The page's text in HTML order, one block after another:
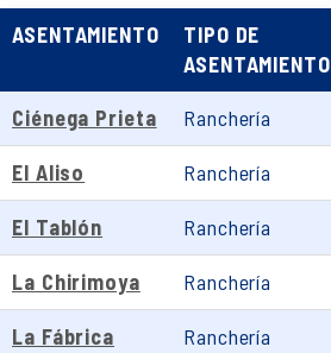
ASENTAMIENTO
TIPO DE
ASENTAMIENTO
Ciénega Prieta Ranchería
El Aliso Ranchería
El Tablón Ranchería
La Chirimoya Ranchería
La Fábrica Ranchería